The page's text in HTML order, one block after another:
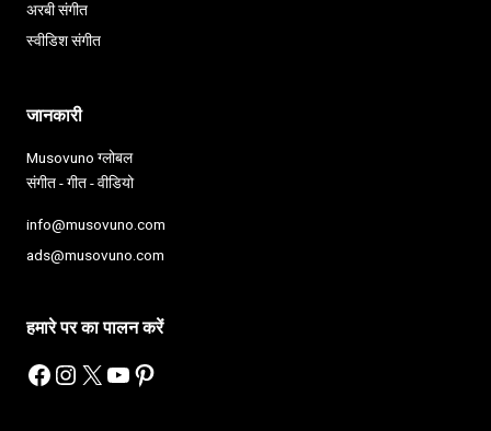
अरबी संगीत
स्वीडिश संगीत
जानकारी
Musovuno ग्लोबल
संगीत - गीत - वीडियो
info@musovuno.com
ads@musovuno.com
हमारे पर का पालन करें
Facebook
Instagram
X YouTube
Pinterest